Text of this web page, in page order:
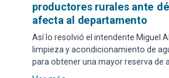
productores rurales ante
afecta al departamento
Así lo resolvió el intendente Miguel
limpieza y acondicionamiento de
para obtener una mayor reserva de
invierno. Se prevé una participación